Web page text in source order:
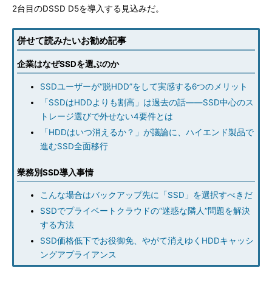
2台目のDSSD D5を導入する見込みだ。
併せて読みたいお勧め記事
企業はなぜSSDを選ぶのか
SSDユーザーが“脱HDD”をして実感する6つのメリット
「SSDはHDDよりも割高」は過去の話――SSD中心のス
トレージ選びで外せない4要件とは
「HDDはいつ消えるか？」が議論に、ハイエンド製品で
進むSSD全面移行
業務別SSD導入事情
こんな場合はバックアップ先に「SSD」を選択すべきだ
SSDでプライベートクラウドの“迷惑な隣人”問題を解決
する方法
SSD価格低下でお役御免、やがて消えゆくHDDキャッシ
ングアプライアンス